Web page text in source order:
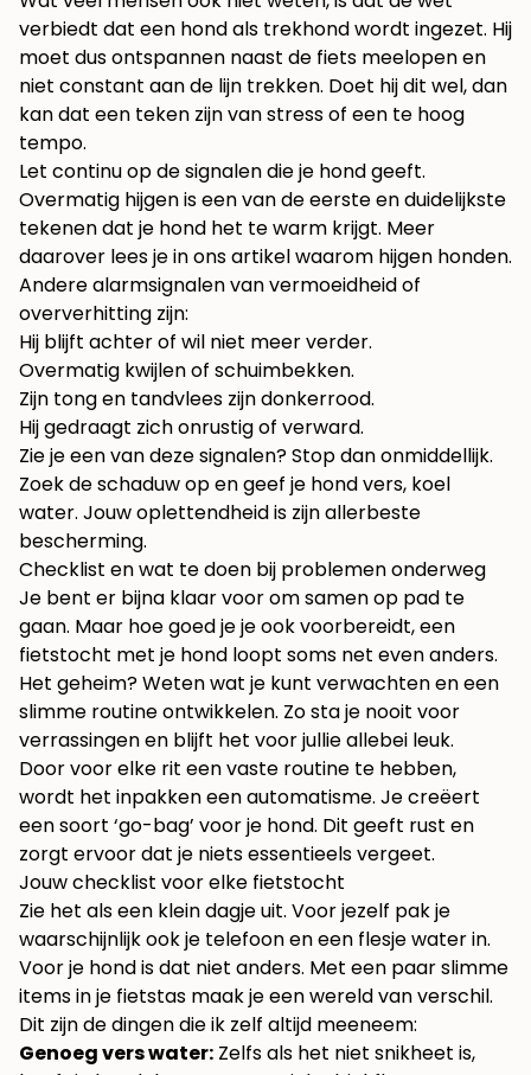
verbiedt dat een hond als trekhond wordt ingezet. Hij
moet dus ontspannen naast de fiets meelopen en
niet constant aan de lijn trekken. Doet hij dit wel, dan
kan dat een teken zijn van stress of een te hoog
tempo.
Let continu op de signalen die je hond geeft.
Overmatig hijgen is een van de eerste en duidelijkste
tekenen dat je hond het te warm krijgt. Meer
daarover lees je in ons artikelwaarom hijgen honden.
Andere alarmsignalen van vermoeidheid of
oververhitting zijn:
Hij blijft achter of wil niet meer verder.
Overmatig kwijlen of schuimbekken.
Zijn tong en tandvlees zijn donkerrood.
Hij gedraagt zich onrustig of verward.
Zie je een van deze signalen? Stop dan onmiddellijk.
Zoek de schaduw op en geef je hond vers, koel
water. Jouw oplettendheid is zijn allerbeste
bescherming.
Checklist en wat te doen bij problemen onderweg
Je bent er bijna klaar voor om samen op pad te
gaan. Maar hoe goed je je ook voorbereidt, een
fietstocht met je hond loopt soms net even anders.
Het geheim? Weten wat je kunt verwachten en een
slimme routine ontwikkelen. Zo sta je nooit voor
verrassingen en blijft het voor jullie allebei leuk.
Door voor elke rit een vaste routine te hebben,
wordt het inpakken een automatisme. Je creëert
een soort ‘go-bag’ voor je hond. Dit geeft rust en
zorgt ervoor dat je niets essentieels vergeet.
Jouw checklist voor elke fietstocht
Zie het als een klein dagje uit. Voor jezelf pak je
waarschijnlijk ook je telefoon en een flesje water in.
Voor je hond is dat niet anders. Met een paar slimme
items in je fietstas maak je een wereld van verschil.
Dit zijn de dingen die ik zelf altijd meeneem:
Genoeg vers water: Zelfs als het niet snikheet is,